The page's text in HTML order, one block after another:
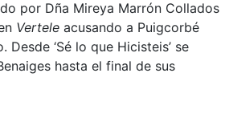
por Dña Mireya Marrón Collados
Vertele acusando a Puigcorbé
Desde ‘Sé lo que Hicisteis’ se
hasta el final de sus